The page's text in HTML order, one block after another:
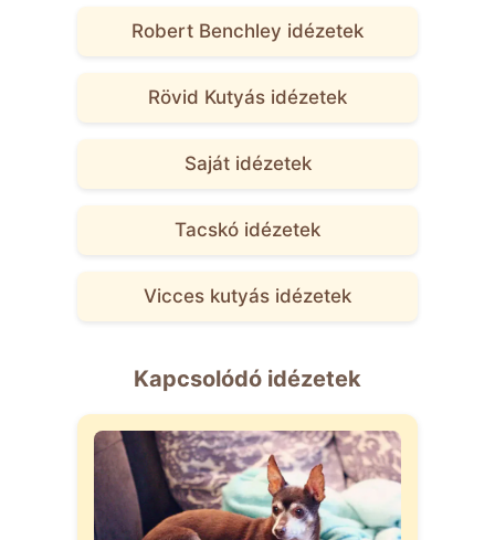
Robert Benchley idézetek
Rövid Kutyás idézetek
Saját idézetek
Tacskó idézetek
Vicces kutyás idézetek
Kapcsolódó idézetek